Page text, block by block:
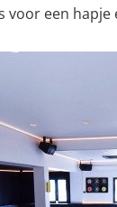
voor een